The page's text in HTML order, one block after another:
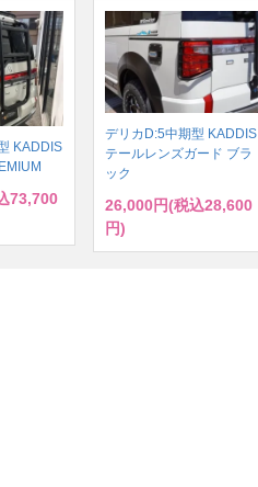
KADDIS
73,700
デリカD:5中期型 KADDIS
テールレンズガード ブラ
ック
26,000円(税込28,600
円)